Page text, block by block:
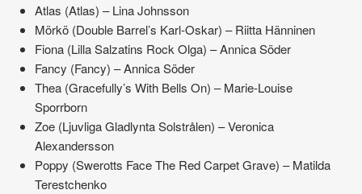
Atlas (Atlas) – Lina Johnsson
Mörkö (Double Barrel’s Karl-Oskar) – Riitta Hänninen
Fiona (Lilla Salzatins Rock Olga) – Annica Söder
Fancy (Fancy) – Annica Söder
Thea (Gracefully’s With Bells On) – Marie-Louise
Sporrborn
Zoe (Ljuvliga Gladlynta Solstrålen) – Veronica
Alexandersson
Poppy (Swerotts Face The Red Carpet Grave) – Matilda
Terestchenko